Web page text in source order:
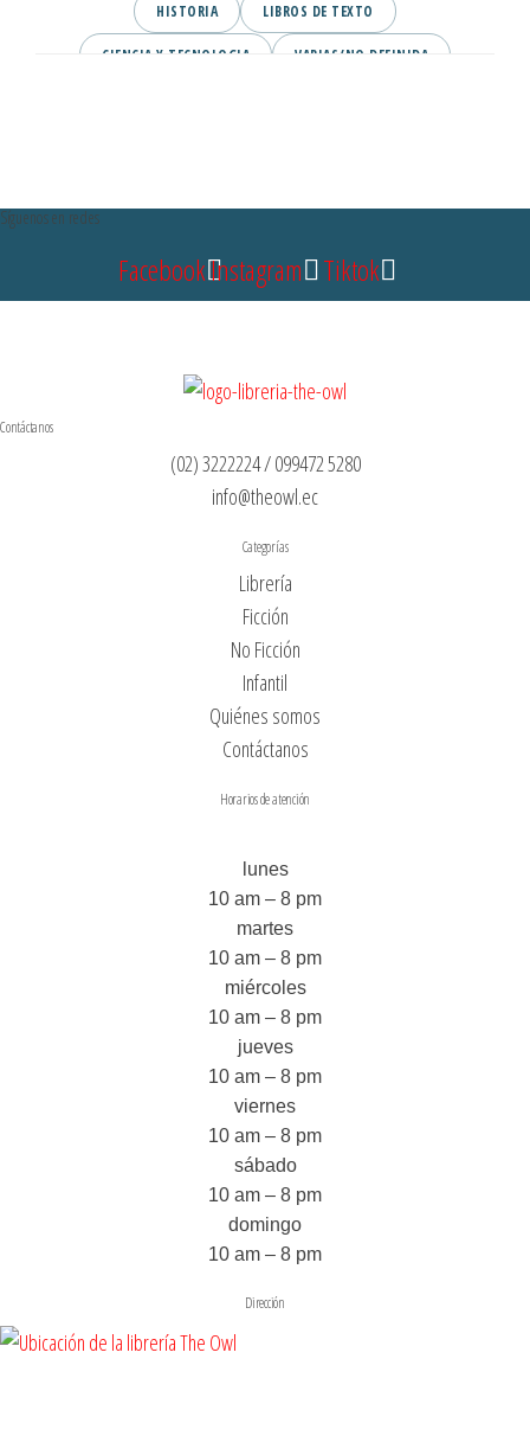
HISTORIA LIBROS DE TEXTO
CIENCIA Y TECNOLOGIA VARIAS/NO DEFINIDA
Síguenos en redes
FacebookInstagram Tiktok
Contáctanos
(02) 3222224 / 099472 5280
info@theowl.ec
Categorías
Librería
Ficción
No Ficción
Infantil
Quiénes somos
Contáctanos
Horarios de atención
lunes
10 am – 8 pm
martes
10 am – 8 pm
miércoles
10 am – 8 pm
jueves
10 am – 8 pm
viernes
10 am – 8 pm
sábado
10 am – 8 pm
domingo
10 am – 8 pm
Dirección